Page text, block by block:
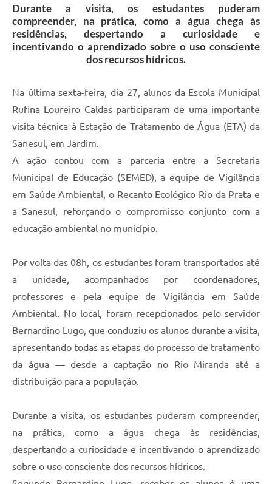
Durante a visita, os estudantes puderam
compreender, na prática, como a água chega às
residências, despertando a curiosidade e
incentivando o aprendizado sobre o uso consciente
dos recursos hídricos.
Na última sexta-feira, dia 27, alunos da Escola Municipal
Rufina Loureiro Caldas participaram de uma importante
visita técnica à Estação de Tratamento de Água (ETA) da
Sanesul, em Jardim.
A ação contou com a parceria entre a Secretaria
Municipal de Educação (SEMED), a equipe de Vigilância
em Saúde Ambiental, o Recanto Ecológico Rio da Prata e
a Sanesul, reforçando o compromisso conjunto com a
educação ambiental no município.
Por volta das 08h, os estudantes foram transportados até
a unidade, acompanhados por coordenadores,
professores e pela equipe de Vigilância em Saúde
Ambiental. No local, foram recepcionados pelo servidor
Bernardino Lugo, que conduziu os alunos durante a visita,
apresentando todas as etapas do processo de tratamento
da água — desde a captação no Rio Miranda até a
distribuição para a população.
Durante a visita, os estudantes puderam compreender,
na prática, como a água chega às residências,
despertando a curiosidade e incentivando o aprendizado
sobre o uso consciente dos recursos hídricos.